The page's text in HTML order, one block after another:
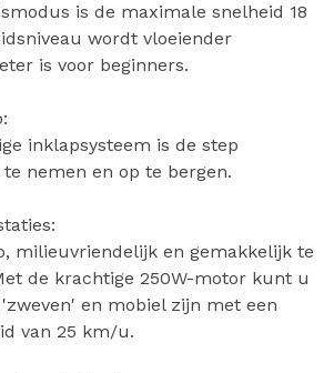
is de maximale snelheid 18
wordt vloeiender
is voor beginners.
inklapsysteem is de step
nemen en op te bergen.
milieuvriendelijk en gemakkelijk te
de krachtige 250W-motor kunt u
en mobiel zijn met een
van 25 km/u.